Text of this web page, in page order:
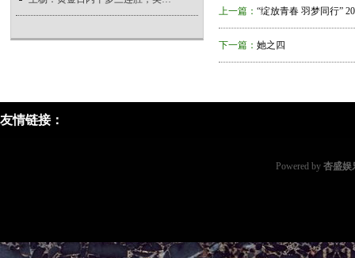
上一篇： “绽放青春 羽梦同行”
下一篇： 她之四
友情链接：
Powered by 杏盛娱